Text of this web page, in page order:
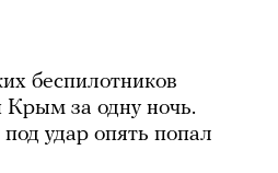
беспилотников
Крым за одну ночь.
удар опять попал